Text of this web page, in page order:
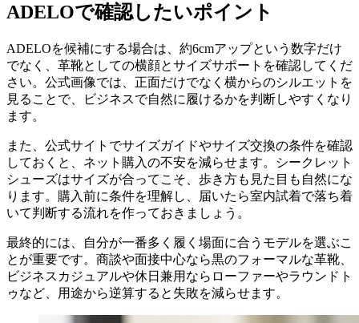
ADELOで確認したいポイント
ADELOを候補にする場合は、約6cmアップという数字だけ
でなく、革靴としての横顔とサイズサポートを確認してくだ
さい。公式画像では、正面だけでなく横からのシルエットを
見ることで、ビジネスで自然に履けるかを判断しやすくなり
ます。
また、公式サイトでサイズガイドやサイズ交換の条件を確認
しておくと、ネット購入の不安を減らせます。シークレット
シューズはサイズが合ってこそ、歩き方も見た目も自然にな
ります。購入前に条件を理解し、届いたら室内試着で落ち着
いて判断する流れを作っておきましょう。
最終的には、自分が一番多く履く場面に合うモデルを選ぶこ
とが重要です。商談や面接中心なら黒のフォーマルな革靴、
ビジネスカジュアルや休日兼用ならローファーやラウンドト
ゥなど、用途から逆算すると失敗を減らせます。